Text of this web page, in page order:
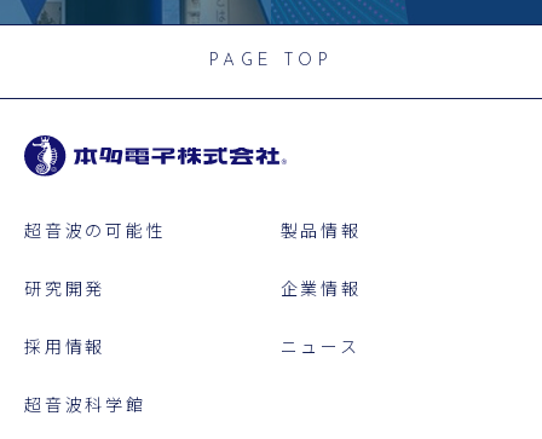
PAGE TOP
超音波の可能性 製品情報
研究開発 企業情報
採用情報 ニュース
超音波科学館